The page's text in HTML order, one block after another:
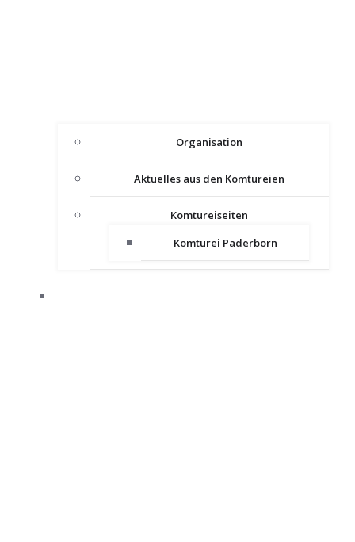
Organisation
Aktuelles aus den Komtureien
Komtureiseiten
Komturei Paderborn